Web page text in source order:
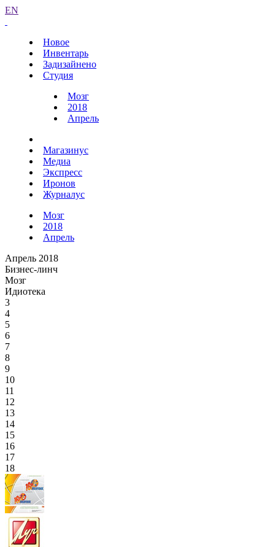
EN
Новое
Инвентарь
Задизайнено
Студия
Мозг
2018
Апрель
Магазинус
Медиа
Экспресс
Иронов
Журналус
Мозг
2018
Апрель
Апрель 2018
Бизнес-линч
Мозг
Идиотека
3
4
5
6
7
8
9
10
11
12
13
14
15
16
17
18